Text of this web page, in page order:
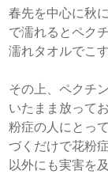
春先を中心に秋
で濡れるとペク
濡れタオルでこ
その上、ペクチ
いたまま放って
粉症の人にとっ
づくだけで花粉
以外にも実害を